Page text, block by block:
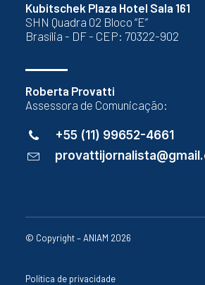
Kubitschek Plaza Hotel Sala 161
SHN Quadra 02 Bloco “E”
Brasília - DF - CEP: 70322-902
Roberta Provatti
Assessora de Comunicação:
+55 (11) 99652-4661
© Copyright – ANIAM 2026
Política de privacidade